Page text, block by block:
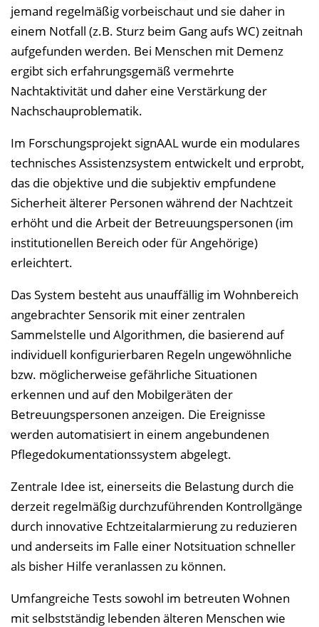
e
i
n
jemand regelmäßig vorbeischaut und sie daher in
einem Notfall (z.B. Sturz beim Gang aufs WC) zeitnah
aufgefunden werden. Bei Menschen mit Demenz
ergibt sich erfahrungsgemäß vermehrte
Nachtaktivität und daher eine Verstärkung der
Nachschauproblematik.
Im Forschungsprojekt signAAL wurde ein modulares
technisches Assistenzsystem entwickelt und erprobt,
das die objektive und die subjektiv empfundene
Sicherheit älterer Personen während der Nachtzeit
erhöht und die Arbeit der Betreuungspersonen (im
institutionellen Bereich oder für Angehörige)
erleichtert.
Das System besteht aus unauffällig im Wohnbereich
angebrachter Sensorik mit einer zentralen
Sammelstelle und Algorithmen, die basierend auf
individuell konfigurierbaren Regeln ungewöhnliche
bzw. möglicherweise gefährliche Situationen
erkennen und auf den Mobilgeräten der
Betreuungspersonen anzeigen. Die Ereignisse
werden automatisiert in einem angebundenen
Pflegedokumentationssystem abgelegt.
Zentrale Idee ist, einerseits die Belastung durch die
derzeit regelmäßig durchzuführenden Kontrollgänge
durch innovative Echtzeitalarmierung zu reduzieren
und anderseits im Falle einer Notsituation schneller
als bisher Hilfe veranlassen zu können.
Umfangreiche Tests sowohl im betreuten Wohnen
mit selbstständig lebenden älteren Menschen wie